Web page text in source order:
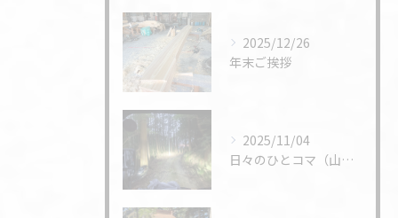
2025/12/26
年末ご挨拶
2025/11/04
日々のひとコマ（山仕事）